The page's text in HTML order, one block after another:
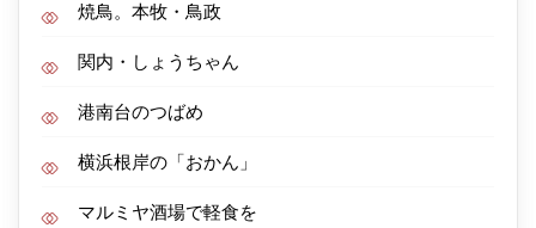
焼鳥。本牧・鳥政
関内・しょうちゃん
港南台のつばめ
横浜根岸の「おかん」
マルミヤ酒場で軽食を